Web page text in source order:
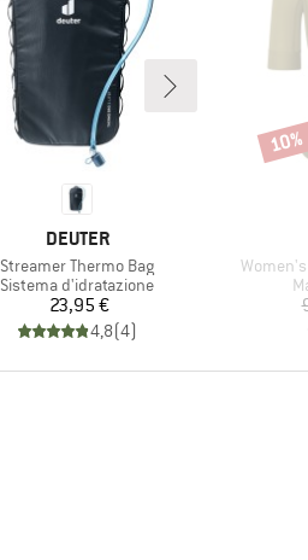
MARCHIO
DEUTER
Articolo
Streamer Thermo Bag
Gruppo di prodotti
Sistema d'idratazione
Prezzo
23,95 €
4,8(4)
Articolo
10%